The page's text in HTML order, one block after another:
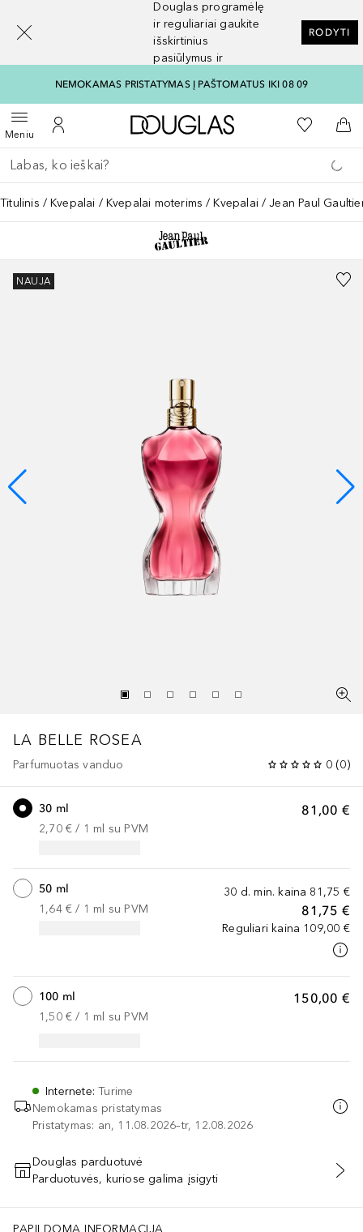
Douglas programėlę
ir reguliariai gaukite
išskirtinius
pasiūlymus ir
RODYTI
NEMOKAMAS PRISTATYMAS Į PAŠTOMATUS IKI 08 09
MeniuAtidaryti meniuĮ mano paskyrą
Į Douglas pagrindinį
Į mano
Į
Grįžk atgal
Vykdykite paiešką
Titulinis Kvepalai Kvepalai moterims Kvepalai Jean Paul
NAUJA
LA BELLE ROSEA
Parfumuotas vanduo 0 (0)
81,00 €
30 ml
2,70 € / 1 ml su PVM
30 d. min. kaina 81,75 €
81,75 €
Reguliari kaina 109,00 €
50 ml
1,64 € / 1 ml su PVM
150,00 €
100 ml
1,50 € / 1 ml su PVM
Internete:Turime
Nemokamas pristatymas
Pristatymas: an, 11.08.2026–tr, 12.08.2026
PRIDĖTI Į KREPŠELĮ
Douglas parduotuvė
Parduotuvės, kuriose galima įsigyti
PAPILDOMA INFORMACIJA
[navigation.slideout.screenreader]